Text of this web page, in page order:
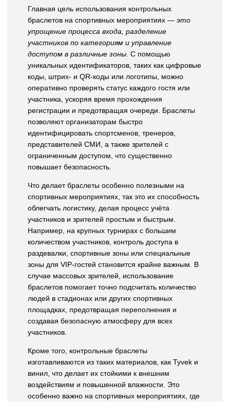
Главная цель использования контрольных
браслетов на спортивных мероприятиях — это
упрощение процесса входа, разделение
участников по категориям и управление
доступом в различные зоны. С помощью
уникальных идентификаторов, таких как цифровые
коды, штрих- и QR-коды или логотипы, можно
оперативно проверять статус каждого гостя или
участника, ускоряя время прохождения
регистрации и предотвращая очереди. Браслеты
позволяют организаторам быстро
идентифицировать спортсменов, тренеров,
представителей СМИ, а также зрителей с
ограниченным доступом, что существенно
повышает безопасность.
Что делает браслеты особенно полезными на
спортивных мероприятиях, так это их способность
облегчать логистику, делая процесс учёта
участников и зрителей простым и быстрым.
Например, на крупных турнирах с большим
количеством участников, контроль доступа в
раздевалки, спортивные зоны или специальные
зоны для VIP-гостей становится крайне важным. В
случае массовых зрителей, использование
браслетов помогает точно подсчитать количество
людей в стадионах или других спортивных
площадках, предотвращая переполнения и
создавая безопасную атмосферу для всех
участников.
Кроме того, контрольные браслеты
изготавливаются из таких материалов, как Tyvek и
винил, что делает их стойкими к внешним
воздействиям и повышенной влажности. Это
особенно важно на спортивных мероприятиях, где